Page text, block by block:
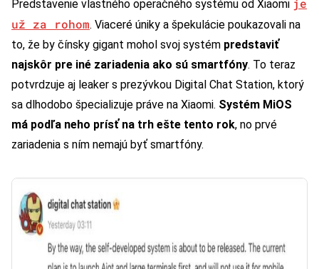
Predstavenie vlastného operačného systému od Xiaomi je
už za rohom. Viaceré úniky a špekulácie poukazovali na
to, že by čínsky gigant mohol svoj systém predstaviť
najskôr pre iné zariadenia ako sú smartfóny. To teraz
potvrdzuje aj leaker s prezývkou Digital Chat Station, ktorý
sa dlhodobo špecializuje práve na Xiaomi. Systém MiOS
má podľa neho prísť na trh ešte tento rok, no prvé
zariadenia s ním nemajú byť smartfóny.